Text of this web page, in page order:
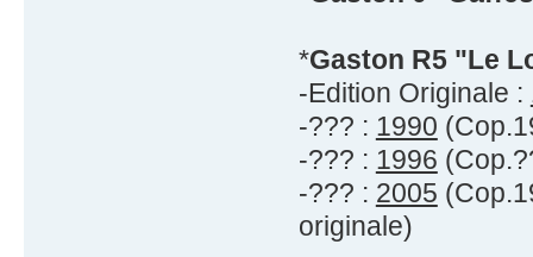
*Gaston R5 "Le
-Edition Originale :
-??? : 1990
-??? : 1996
-??? : 2005
originale)